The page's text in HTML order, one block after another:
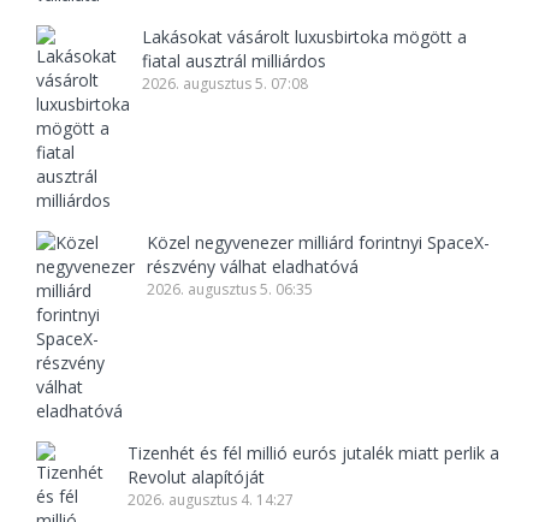
Lakásokat vásárolt luxusbirtoka mögött a
fiatal ausztrál milliárdos
2026. augusztus 5. 07:08
Közel negyvenezer milliárd forintnyi SpaceX-
részvény válhat eladhatóvá
2026. augusztus 5. 06:35
Tizenhét és fél millió eurós jutalék miatt perlik a
Revolut alapítóját
2026. augusztus 4. 14:27